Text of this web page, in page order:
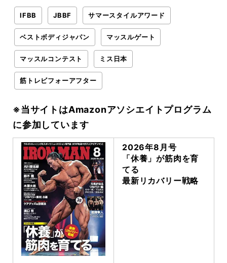
IFBB JBBF サマースタイルアワード
ベストボディジャパン マッスルゲート
マッスルコンテスト ミス日本
筋トレビフォーアフター
※当サイトはAmazonアソシエイトプログラム
に参加しています
2026年8月号
「休養」が筋肉を育
てる
最新リカバリー戦略